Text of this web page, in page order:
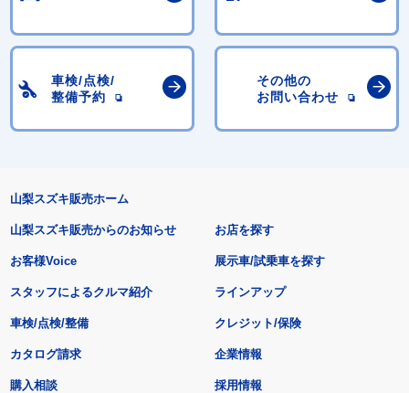
車検/点検/
整備予約
その他の
お問い合わせ
山梨スズキ販売ホーム
山梨スズキ販売からのお知らせ
お客様Voice
スタッフによるクルマ紹介
お店を探す
展示車/試乗車を探す
ラインアップ
車検/点検/整備 クレジット/保険
カタログ請求
購入相談
企業情報
採用情報